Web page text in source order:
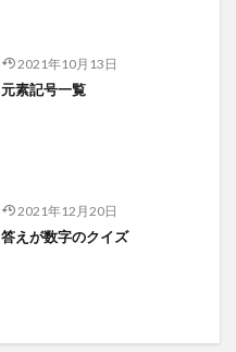
2021年10月13日
元素記号一覧
2021年12月20日
答えが数字のクイズ